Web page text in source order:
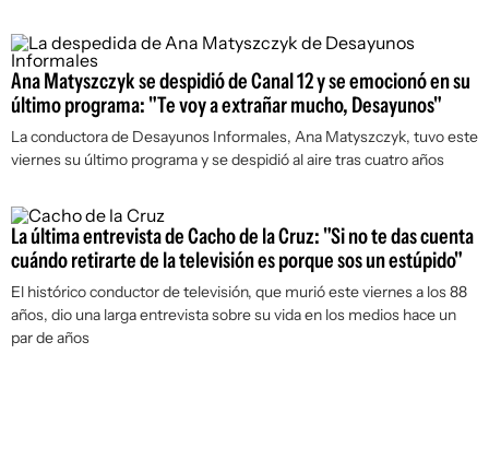
Ana Matyszczyk se despidió de Canal 12 y se emocionó en su
último programa: "Te voy a extrañar mucho, Desayunos"
La conductora de Desayunos Informales, Ana Matyszczyk, tuvo este
viernes su último programa y se despidió al aire tras cuatro años
La última entrevista de Cacho de la Cruz: "Si no te das cuenta
cuándo retirarte de la televisión es porque sos un estúpido"
El histórico conductor de televisión, que murió este viernes a los 88
años, dio una larga entrevista sobre su vida en los medios hace un
par de años